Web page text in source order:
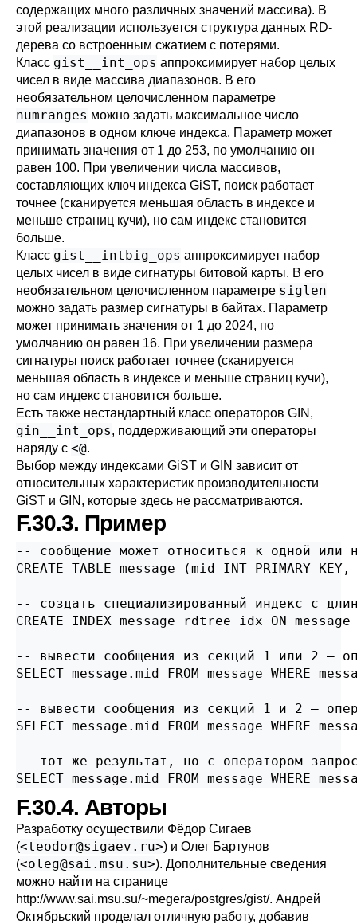
содержащих много различных значений массива). В
этой реализации используется структура данных RD-
дерева со встроенным сжатием с потерями.
Класс gist__int_ops аппроксимирует набор целых
чисел в виде массива диапазонов. В его
необязательном целочисленном параметре
numranges можно задать максимальное число
диапазонов в одном ключе индекса. Параметр может
принимать значения от 1 до 253, по умолчанию он
равен 100. При увеличении числа массивов,
составляющих ключ индекса GiST, поиск работает
точнее (сканируется меньшая область в индексе и
меньше страниц кучи), но сам индекс становится
больше.
Класс gist__intbig_ops аппроксимирует набор
целых чисел в виде сигнатуры битовой карты. В его
необязательном целочисленном параметре siglen
можно задать размер сигнатуры в байтах. Параметр
может принимать значения от 1 до 2024, по
умолчанию он равен 16. При увеличении размера
сигнатуры поиск работает точнее (сканируется
меньшая область в индексе и меньше страниц кучи),
но сам индекс становится больше.
Есть также нестандартный класс операторов GIN,
gin__int_ops, поддерживающий эти операторы
наряду с <@.
Выбор между индексами GiST и GIN зависит от
относительных характеристик производительности
GiST и GIN, которые здесь не рассматриваются.
F.30.3. Пример
-- сообщение может относиться к одной или
CREATE TABLE message (mid INT PRIMARY
-- создать специализированный индекс с
CREATE INDEX message_rdtree_idx ON
-- вывести сообщения из секций 1 или 2 —
SELECT message.mid FROM message WHERE
-- вывести сообщения из секций 1 и 2 —
SELECT message.mid FROM message WHERE
-- тот же результат, но с оператором
SELECT message.mid FROM message WHERE
F.30.4. Авторы
Разработку осуществили Фёдор Сигаев
(<teodor@sigaev.ru>) и Олег Бартунов
(<oleg@sai.msu.su>). Дополнительные сведения
можно найти на странице
http://www.sai.msu.su/~megera/postgres/gist/. Андрей
Октябрьский проделал отличную работу, добавив